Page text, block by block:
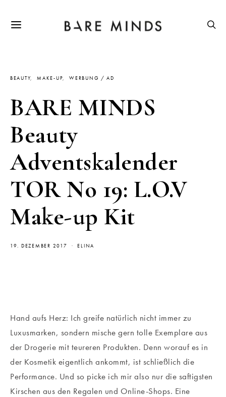
BEAUTY MAKE-UP WERBUNG / AD
BARE MINDS
Beauty
Adventskalender
TOR No 19: L.O.V
Make-up Kit
19. DEZEMBER 2017 ELINA
Hand aufs Herz: Ich greife natürlich nicht immer zu
Luxusmarken, sondern mische gern tolle Exemplare aus
der Drogerie mit teureren Produkten. Denn worauf es in
der Kosmetik eigentlich ankommt, ist schließlich die
Performance. Und so picke ich mir also nur die saftigsten
Kirschen aus den Regalen und Online-Shops. Eine